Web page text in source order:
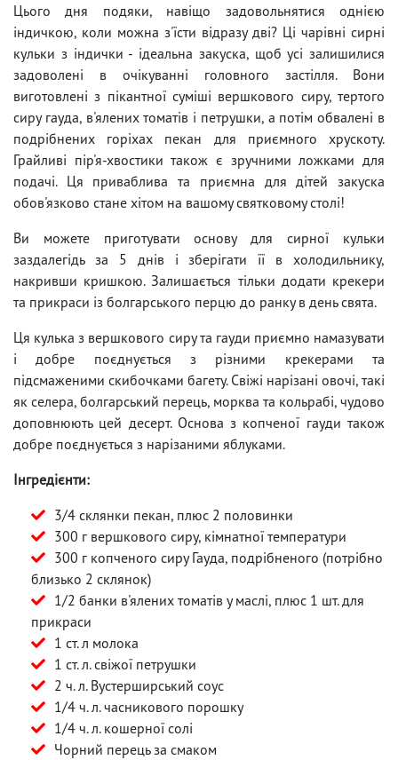
Цього дня подяки, навіщо задовольнятися однією
індичкою, коли можна з'їсти відразу дві? Ці чарівні сирні
кульки з індички - ідеальна закуска, щоб усі залишилися
задоволені в очікуванні головного застілля. Вони
виготовлені з пікантної суміші вершкового сиру, тертого
сиру гауда, в'ялених томатів і петрушки, а потім обвалені в
подрібнених горіхах пекан для приємного хрускоту.
Грайливі пір'я-хвостики також є зручними ложками для
подачі. Ця приваблива та приємна для дітей закуска
обов'язково стане хітом на вашому святковому столі!
Ви можете приготувати основу для сирної кульки
заздалегідь за 5 днів і зберігати її в холодильнику,
накривши кришкою. Залишається тільки додати крекери
та прикраси із болгарського перцю до ранку в день свята.
Ця кулька з вершкового сиру та гауди приємно намазувати
і добре поєднується з різними крекерами та
підсмаженими скибочками багету. Свіжі нарізані овочі, такі
як селера, болгарський перець, морква та кольрабі, чудово
доповнюють цей десерт. Основа з копченої гауди також
добре поєднується з нарізаними яблуками.
Інгредієнти:
3/4 склянки пекан, плюс 2 половинки
300 г вершкового сиру, кімнатної температури
300 г копченого сиру Гауда, подрібненого (потрібно
близько 2 склянок)
1/2 банки в'ялених томатів у маслі, плюс 1 шт. для
прикраси
1 ст. л молока
1 ст. л. свіжої петрушки
2 ч. л. Вустерширський соус
1/4 ч. л. часникового порошку
1/4 ч. л. кошерної солі
Чорний перець за смаком